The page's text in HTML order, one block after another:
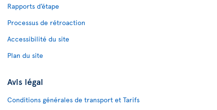
Rapports d’étape
Processus de rétroaction
Accessibilité du site
Plan du site
Avis légal
Conditions générales de transport et Tarifs